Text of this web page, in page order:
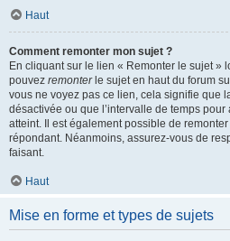
Haut
Comment remonter mon sujet ?
En cliquant sur le lien « Remonter le sujet »
pouvez remonterle sujet en haut du forum
vous ne voyez pas ce lien, cela signifie que
désactivée ou que l’intervalle de temps pour
atteint. Il est également possible de
répondant. Néanmoins, assurez-vous de
faisant.
Haut
Mise en forme et types de sujets